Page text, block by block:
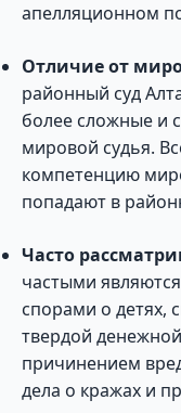
апелляционном
Отличие от
районный суд
более сложные и
мировой судья.
компетенцию
попадают в
Часто
частыми
спорами о детях,
твердой
причинением
дела о кражах и